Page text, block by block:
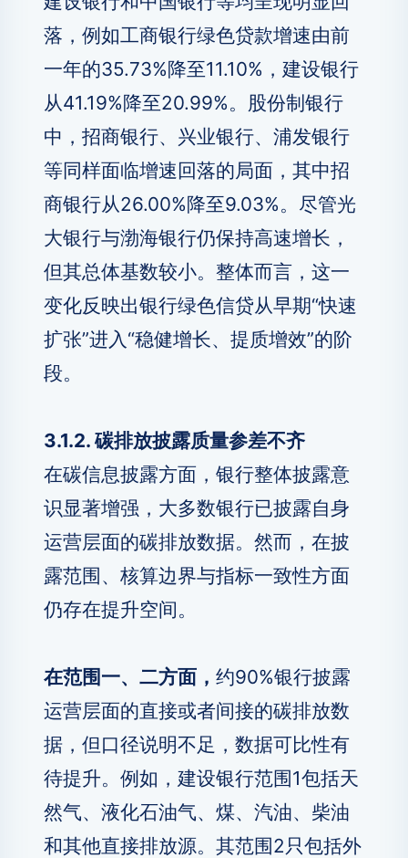
落，例如工商银行绿色贷款增速由前
一年的35.73%降至11.10%，建设银行
从41.19%降至20.99%。股份制银行
中，招商银行、兴业银行、浦发银行
等同样面临增速回落的局面，其中招
商银行从26.00%降至9.03%。尽管光
大银行与渤海银行仍保持高速增长，
但其总体基数较小。整体而言，这一
变化反映出银行绿色信贷从早期“快速
扩张”进入“稳健增长、提质增效”的阶
段。
3.1.2. 碳排放披露质量参差不齐
在碳信息披露方面，银行整体披露意
识显著增强，大多数银行已披露自身
运营层面的碳排放数据。然而，在披
露范围、核算边界与指标一致性方面
仍存在提升空间。
在范围一、二方面， 约90%银行披露
运营层面的直接或者间接的碳排放数
据，但口径说明不足，数据可比性有
待提升。例如，建设银行范围1包括天
然气、液化石油气、煤、汽油、柴油
和其他直接排放源。其范围2只包括外